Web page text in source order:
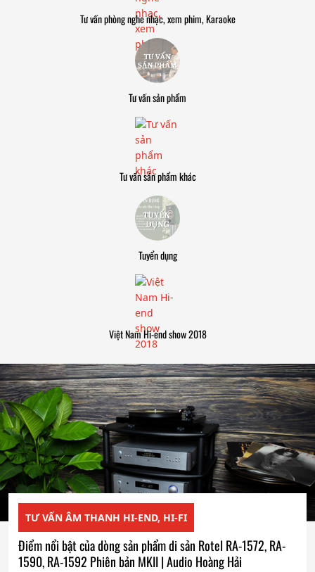
Tư vấn phòng nghe nhạc, xem phim, Karaoke
Tư vấn sản phẩm
Tư vấn sản phẩm khác
Tuyển dụng
Việt Nam Hi-end show 2018
TƯ VẤN ÂM THANH HI-END, HI-FI
Điểm nổi bật của dòng sản phẩm di sản Rotel RA-1572, RA-
1590, RA-1592 Phiên bản MKII | Audio Hoàng Hải